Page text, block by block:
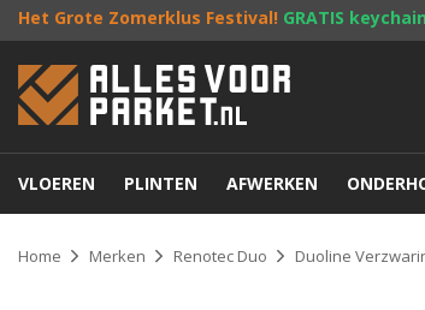
Het Grote Zomerklus Festival! GRATIS keychain
VLOEREN PLINTEN AFWERKEN
Home Merken Renotec Duo Duoline